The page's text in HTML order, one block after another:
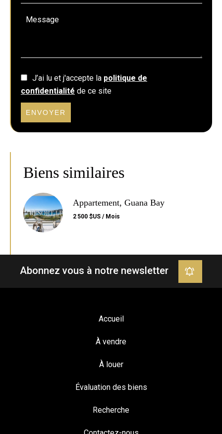
J’ai lu et j'accepte la politique de
confidentialité de ce site
ENVOYER
Biens similaires
Appartement, Guana Bay
2 500 $US / Mois
Abonnez vous à notre newsletter
Accueil
À vendre
À louer
Évaluation des biens
Recherche